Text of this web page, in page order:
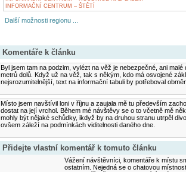
INFORMAČNÍ CENTRUM – ŠTĚTÍ
Další možnosti regionu ...
Komentáře k článku
Byl jsem tam na podzim, vylézt na věž je nebezpečné, ani
metrů dolů. Když už na věž, tak s někým, kdo má osvojené
nejsrozumitelnější, text na informační tabuli by potřeboval
Místo jsem navštívil loni v říjnu a zaujala mě tu především
dostat na její vrchol. Během mé návštěvy se o to včetně mě
mohly být nějaké schůdky, ikdyž by na druhou stranu utrpěl
ovšem záleží na podmínkách viditelnosti daného dne.
Přidejte vlastní komentář k tomuto článku
Vážení návštěvníci, komentáře k místu
ostatním. Nejedná se o chatovou